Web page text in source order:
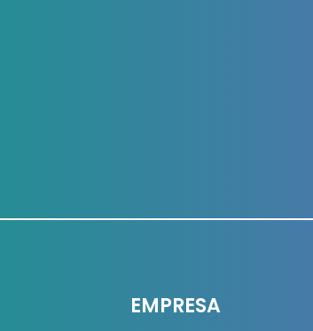
EMPRESA